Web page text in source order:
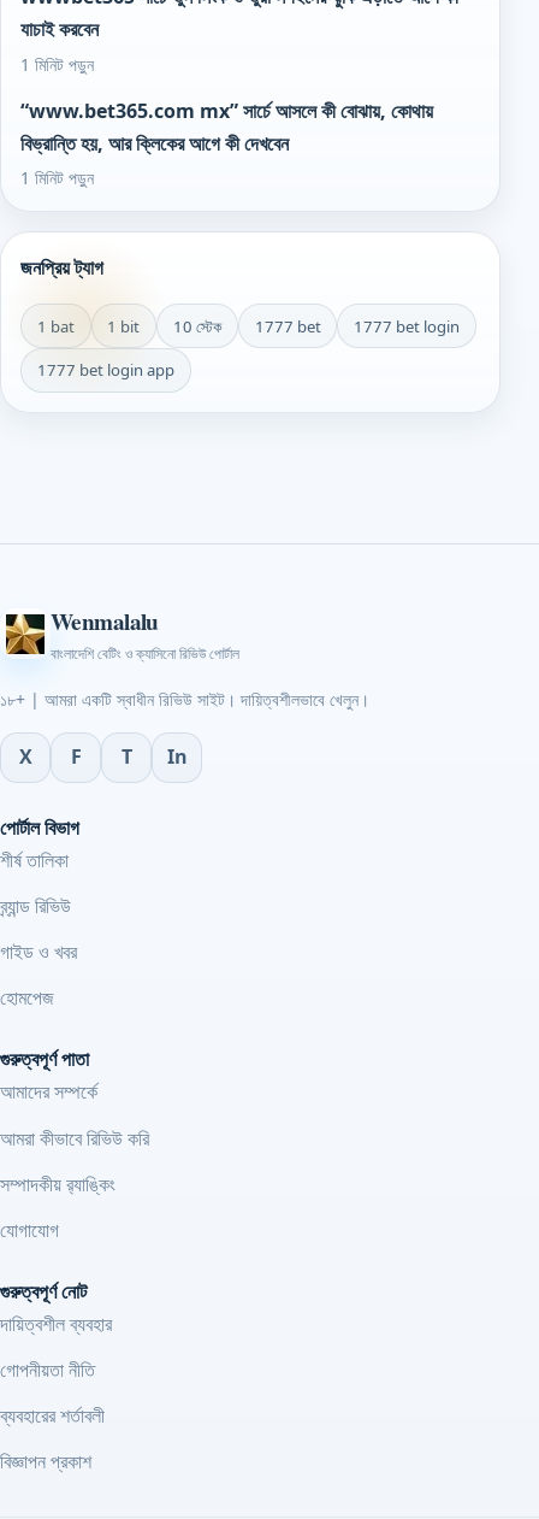
যাচাই করবেন
1 মিনিট পড়ুন
“www.bet365.com mx” সার্চে আসলে কী বোঝায়, কোথায়
বিভ্রান্তি হয়, আর ক্লিকের আগে কী দেখবেন
1 মিনিট পড়ুন
জনপ্রিয় ট্যাগ
1 bat 1 bit 10 স্টেক 1777 bet 1777 bet login
1777 bet login app
Wenmalalu
বাংলাদেশি বেটিং ও ক্যাসিনো রিভিউ পোর্টাল
১৮+ | আমরা একটি স্বাধীন রিভিউ সাইট। দায়িত্বশীলভাবে খেলুন।
X F T In
পোর্টাল বিভাগ
শীর্ষ তালিকা
ব্র্যান্ড রিভিউ
গাইড ও খবর
হোমপেজ
গুরুত্বপূর্ণ পাতা
আমাদের সম্পর্কে
আমরা কীভাবে রিভিউ করি
সম্পাদকীয় র‍্যাঙ্কিং
যোগাযোগ
গুরুত্বপূর্ণ নোট
দায়িত্বশীল ব্যবহার
গোপনীয়তা নীতি
ব্যবহারের শর্তাবলী
বিজ্ঞাপন প্রকাশ